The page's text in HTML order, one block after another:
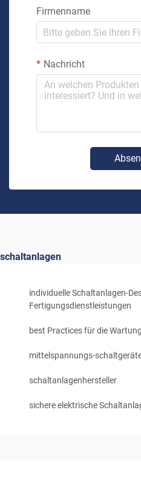
Firmenname
Nachricht
schaltanlagen
individuelle Schaltanlagen-
Fertigungsdienstleistungen
best Practices für die
mittelspannungs-
schaltanlagenhersteller
sichere elektrische